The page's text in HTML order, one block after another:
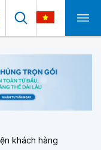
khách hàng